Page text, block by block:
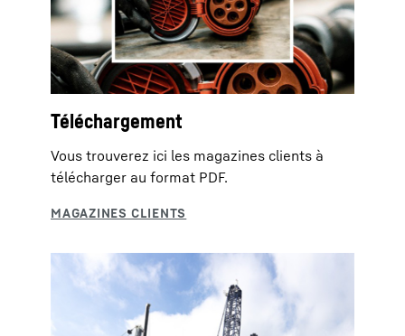
Téléchargement
Vous trouverez ici les magazines clients à
télécharger au format PDF.